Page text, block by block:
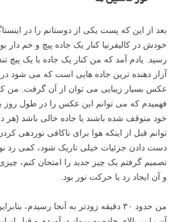
خودم می پرسم، چه کار متفاوتی می توانم
عکس های هوایی جالب و منحصر به فرد ایجاد
مورد آنها خیلی فکر می کنم. من مکان، وقت
احساس، و حس آنچه را که به دنبالش هستم در
جاده ها، آب، و درختان کار کرده ام، چون فکر می
بسیار جالبی هستند.
۱
از ایده تا عکس: عکاسی هوایی با
نور ماشین ها
خودش در کالیفرنیا کنار یک جاده پیچ و خم دار